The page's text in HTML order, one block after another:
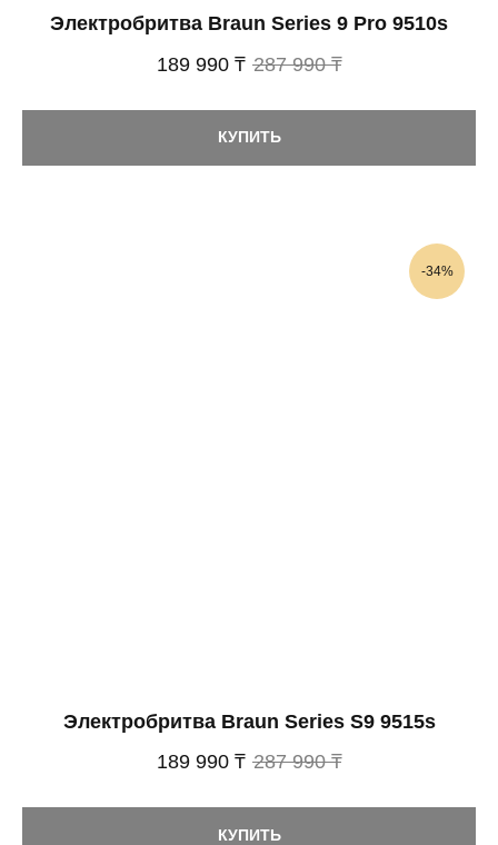
Электробритва Braun Series 9 Pro 9510s
189 990 ₸ 287 990 ₸
КУПИТЬ
-34%
Электробритва Braun Series S9 9515s
189 990 ₸ 287 990 ₸
КУПИТЬ